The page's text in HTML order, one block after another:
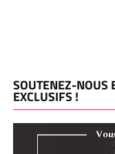
SOUTENEZ-NOUS
EXCLUSIFS !